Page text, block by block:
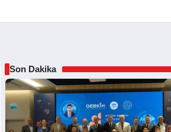
Son Dakika